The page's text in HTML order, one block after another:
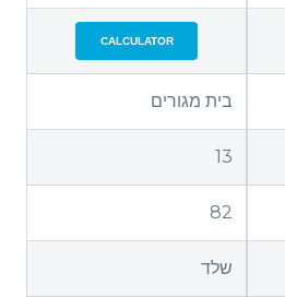
CALCULATOR
בית מגורים
13
82
שלד